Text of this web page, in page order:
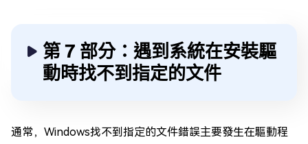
第 7 部分：遇到系統在安裝驅
動時找不到指定的文件
通常，Windows找不到指定的文件錯誤主要發生在驅動程